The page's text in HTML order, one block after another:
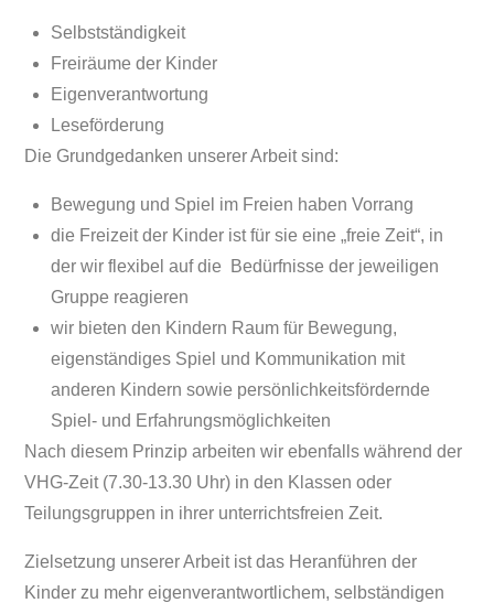
Selbstständigkeit
Freiräume der Kinder
Eigenverantwortung
Leseförderung
Die Grundgedanken unserer Arbeit sind:
Bewegung und Spiel im Freien haben Vorrang
die Freizeit der Kinder ist für sie eine „freie Zeit“, in
der wir flexibel auf die Bedürfnisse der jeweiligen
Gruppe reagieren
wir bieten den Kindern Raum für Bewegung,
eigenständiges Spiel und Kommunikation mit
anderen Kindern sowie persönlichkeitsfördernde
Spiel- und Erfahrungsmöglichkeiten
Nach diesem Prinzip arbeiten wir ebenfalls während der
VHG-Zeit (7.30-13.30 Uhr) in den Klassen oder
Teilungsgruppen in ihrer unterrichtsfreien Zeit.
Zielsetzung unserer Arbeit ist das Heranführen der
Kinder zu mehr eigenverantwortlichem, selbständigen